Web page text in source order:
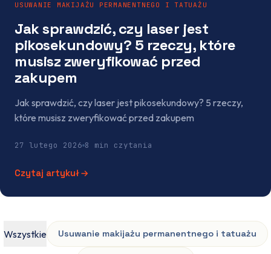
USUWANIE MAKIJAŻU PERMANENTNEGO I TATUAŻU
Jak sprawdzić, czy laser jest
pikosekundowy? 5 rzeczy, które
musisz zweryfikować przed
zakupem
Jak sprawdzić, czy laser jest pikosekundowy? 5 rzeczy,
które musisz zweryfikować przed zakupem
27 lutego 2026 8 min czytania
Czytaj artykuł
Wszystkie Usuwanie makijażu permanentnego i tatuażu